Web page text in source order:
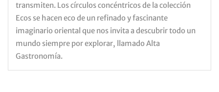
transmiten. Los círculos concéntricos de la colección
Ecos se hacen eco de un refinado y fascinante
imaginario oriental que nos invita a descubrir todo un
mundo siempre por explorar, llamado Alta
Gastronomía.